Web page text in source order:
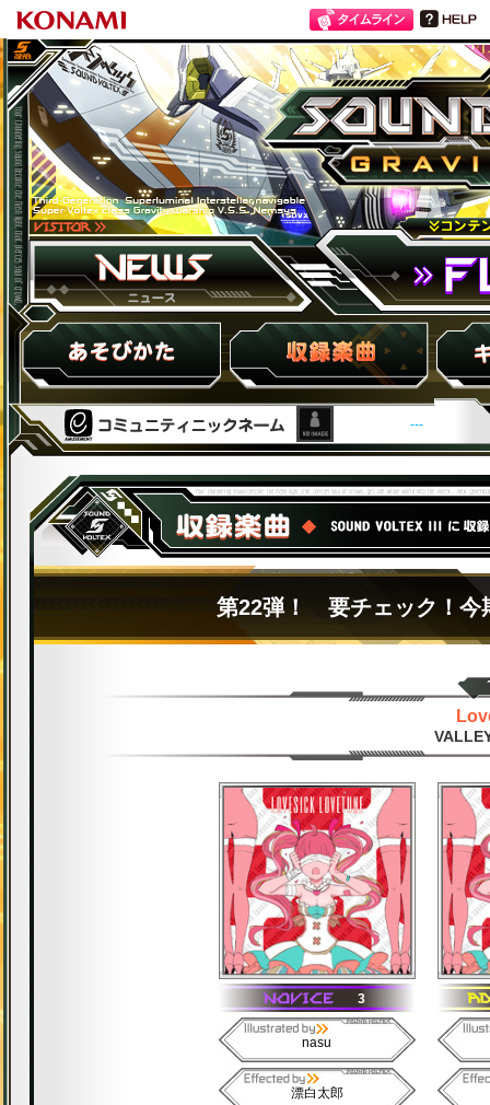
SOUND VOLTEX III GRAVITY WARS
ニュース FLOOR
HOW to PLAY 収録楽曲
キャラ紹
---
第22弾！ 要チェック！今
3
nasu
漂白太郎